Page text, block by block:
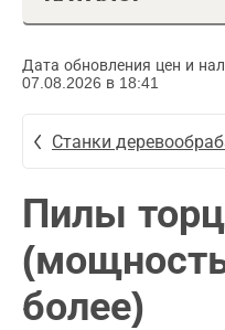
Дата обновления цен и
07.08.2026 в 18:41
Станки
Пилы
более)